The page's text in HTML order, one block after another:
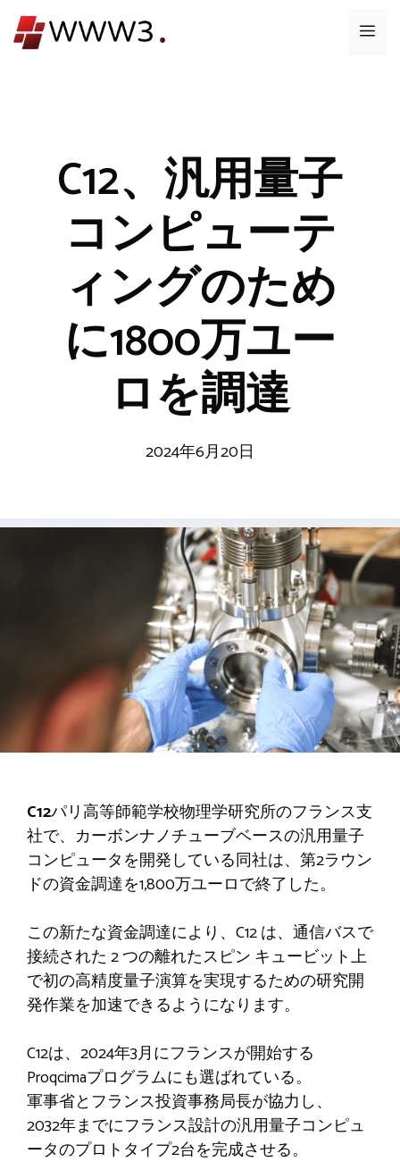
ン
メ
C12、汎用量子
コンピューテ
ィングのため
に1800万ユー
ロを調達
2024年6月20日
C12パリ高等師範学校物理学研究所のフランス支
社で、カーボンナノチューブベースの汎用量子
コンピュータを開発している同社は、第2ラウン
ドの資金調達を1,800万ユーロで終了した。
この新たな資金調達により、C12 は、通信バスで
接続された 2 つの離れたスピン キュービット上
で初の高精度量子演算を実現するための研究開
発作業を加速できるようになります。
C12は、2024年3月にフランスが開始する
Proqcimaプログラムにも選ばれている。
軍事省とフランス投資事務局長が協力し、
2032年までにフランス設計の汎用量子コンピュ
ータのプロトタイプ2台を完成させる。